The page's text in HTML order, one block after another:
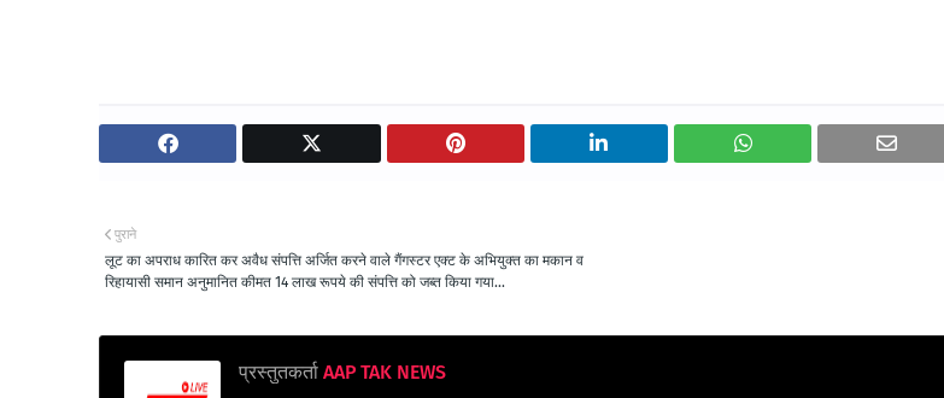
पुराने
लूट का अपराध कारित कर अवैध संपत्ति अर्जित करने वाले गैंगस्टर एक्ट के अभियुक्त का मकान व
रिहायासी समान अनुमानित कीमत 14 लाख रूपये की संपत्ति को जब्त किया गया...
प्रस्तुतकर्ता AAP TAK NEWS